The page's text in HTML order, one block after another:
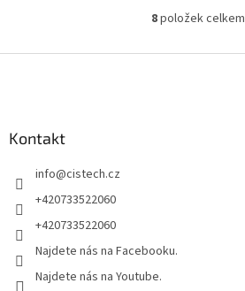
vysoušením, podrážděním a
O
l
8položek celkem
Kontakt
info@cistech.cz
+420733522060
+420733522060
Najdete nás na Facebooku.
Najdete nás na Youtube.